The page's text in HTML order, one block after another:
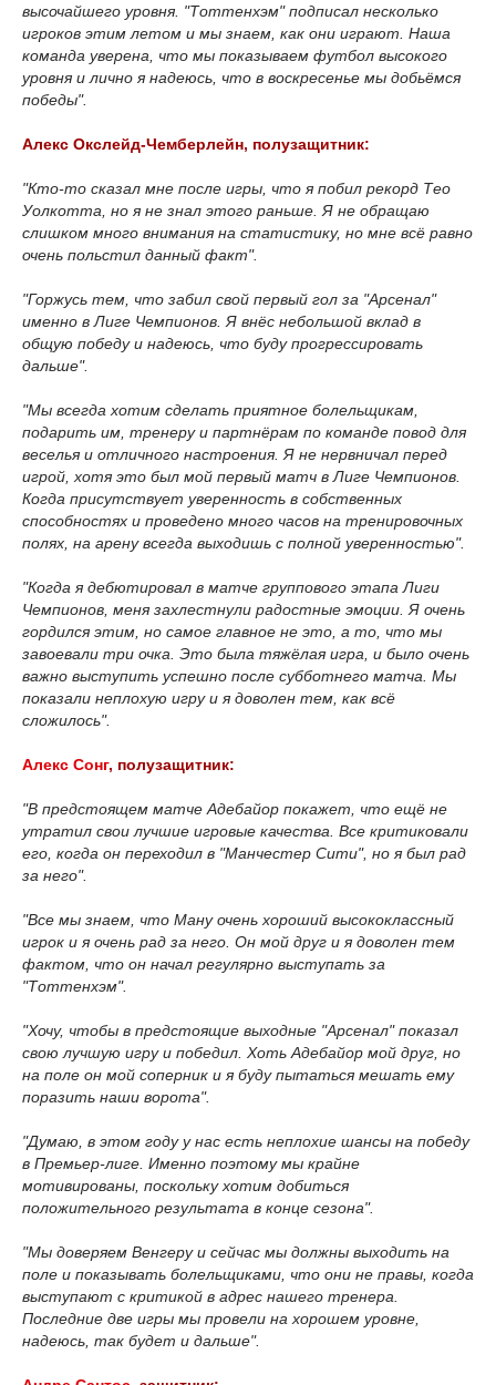
высочайшего уровня. "Тоттенхэм" подписал несколько
игроков этим летом и мы знаем, как они играют. Наша
команда уверена, что мы показываем футбол высокого
уровня и лично я надеюсь, что в воскресенье мы добьёмся
победы".
Алекс Окслeйд-Чемберлейн, полузащитник:
"Кто-то сказал мне после игры, что я побил рекорд Тео
Уолкотта, но я не знал этого раньше. Я не обращаю
слишком много внимания на статистику, но мне всё равно
очень польстил данный факт".
"Горжусь тем, что забил свой первый гол за "Арсенал"
именно в Лиге Чемпионов. Я внёс небольшой вклад в
общую победу и надеюсь, что буду прогрессировать
дальше".
"Мы всегда хотим сделать приятное болельщикам,
подарить им, тренеру и партнёрам по команде повод для
веселья и отличного настроения. Я не нервничал перед
игрой, хотя это был мой первый матч в Лиге Чемпионов.
Когда присутствует уверенность в собственных
способностях и проведено много часов на тренировочных
полях, на арену всегда выходишь с полной уверенностью".
"Когда я дебютировал в матче группового этапа Лиги
Чемпионов, меня захлестнули радостные эмоции. Я очень
гордился этим, но самое главное не это, а то, что мы
завоевали три очка. Это была тяжёлая игра, и было очень
важно выступить успешно после субботнего матча. Мы
показали неплохую игру и я доволен тем, как всё
сложилось".
Алекс Сонг, полузащитник:
"В предстоящем матче Адебайор покажет, что ещё не
утратил свои лучшие игровые качества. Все критиковали
его, когда он переходил в "Манчестер Сити", но я был рад
за него".
"Все мы знаем, что Ману очень хороший высококлассный
игрок и я очень рад за него. Он мой друг и я доволен тем
фактом, что он начал регулярно выступать за
"Тоттенхэм".
"Хочу, чтобы в предстоящие выходные "Арсенал" показал
свою лучшую игру и победил. Хоть Адебайор мой друг, но
на поле он мой соперник и я буду пытаться мешать ему
поразить наши ворота".
"Думаю, в этом году у нас есть неплохие шансы на победу
в Премьер-лиге. Именно поэтому мы крайне
мотивированы, поскольку хотим добиться
положительного результата в конце сезона".
"Мы доверяем Венгеру и сейчас мы должны выходить на
поле и показывать болельщиками, что они не правы, когда
выступают с критикой в адрес нашего тренера.
Последние две игры мы провели на хорошем уровне,
надеюсь, так будет и дальше".